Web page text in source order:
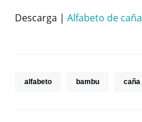
Descarga | Alfabeto de caña
alfabeto bambu caña